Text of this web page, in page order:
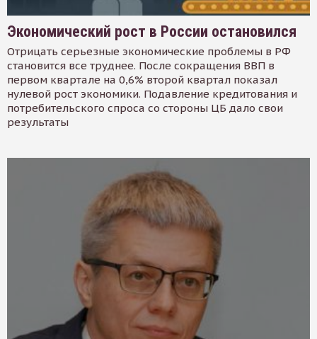
Экономический рост в России остановился
Отрицать серьезные экономические проблемы в РФ
становится все труднее. После сокращения ВВП в
первом квартале на 0,6% второй квартал показал
нулевой рост экономики. Подавление кредитования и
потребительского спроса со стороны ЦБ дало свои
результаты